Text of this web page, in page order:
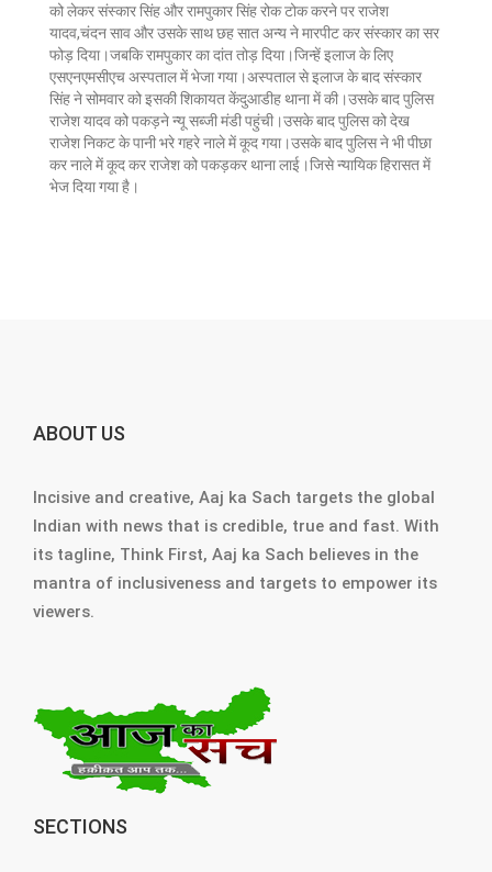
को लेकर संस्कार सिंह और रामपुकार सिंह रोक टोक करने पर राजेश
यादव,चंदन साव और उसके साथ छह सात अन्य ने मारपीट कर संस्कार का सर
फोड़ दिया।जबकि रामपुकार का दांत तोड़ दिया।जिन्हें इलाज के लिए
एसएनएमसीएच अस्पताल में भेजा गया।अस्पताल से इलाज के बाद संस्कार
सिंह ने सोमवार को इसकी शिकायत केंदुआडीह थाना में की।उसके बाद पुलिस
राजेश यादव को पकड़ने न्यू सब्जी मंडी पहुंची।उसके बाद पुलिस को देख
राजेश निकट के पानी भरे गहरे नाले में कूद गया।उसके बाद पुलिस ने भी पीछा
कर नाले में कूद कर राजेश को पकड़कर थाना लाई।जिसे न्यायिक हिरासत में
भेज दिया गया है।
ABOUT US
Incisive and creative, Aaj ka Sach targets the global
Indian with news that is credible, true and fast. With
its tagline, Think First, Aaj ka Sach believes in the
mantra of inclusiveness and targets to empower its
viewers.
SECTIONS